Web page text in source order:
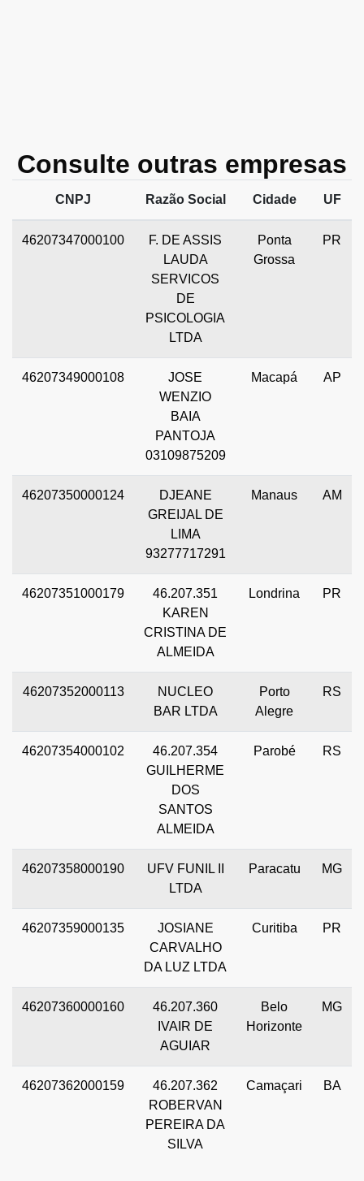
Consulte outras empresas
CNPJ Razão Social Cidade UF
46207347000100
F. DE ASSIS
LAUDA
SERVICOS
DE
PSICOLOGIA
LTDA
Ponta
Grossa
PR
46207349000108
JOSE
WENZIO
BAIA
PANTOJA
03109875209
Macapá AP
46207350000124
DJEANE
GREIJAL DE
LIMA
93277717291
Manaus AM
46207351000179
46.207.351
KAREN
CRISTINA DE
ALMEIDA
Londrina PR
46207352000113
NUCLEO
BAR LTDA
Porto
Alegre
RS
46207354000102
46.207.354
GUILHERME
DOS
SANTOS
ALMEIDA
Parobé RS
46207358000190
UFV FUNIL II
LTDA
Paracatu MG
46207359000135
JOSIANE
CARVALHO
DA LUZ LTDA
Curitiba PR
46207360000160
46.207.360
IVAIR DE
AGUIAR
Belo
Horizonte
MG
46207362000159
46.207.362
ROBERVAN
PEREIRA DA
SILVA
Camaçari BA